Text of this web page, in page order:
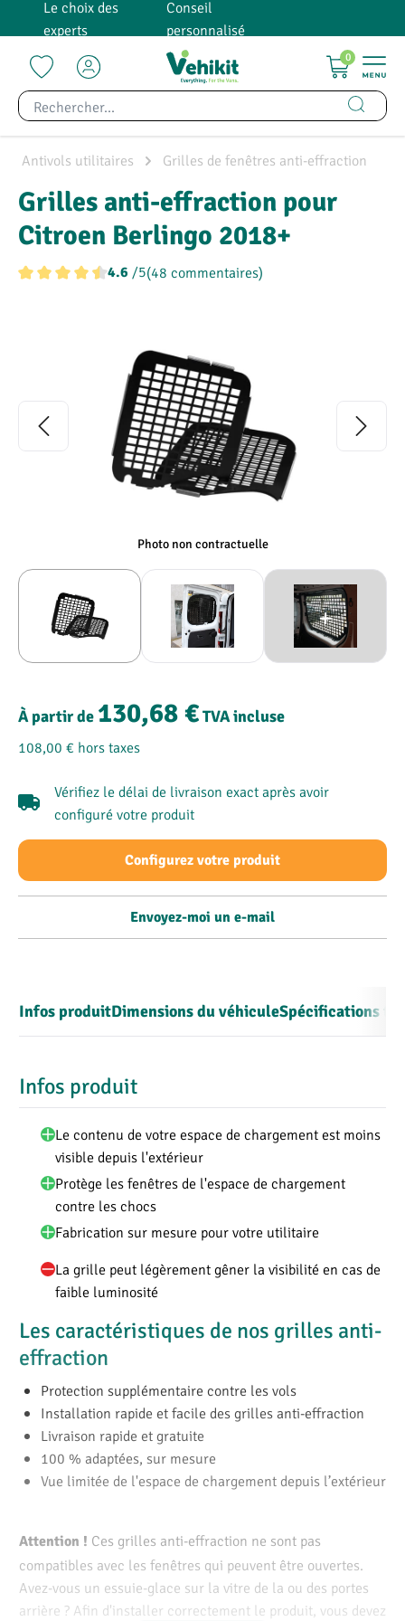
principal
Le choix des
experts
Conseil
personnalisé
0
Antivols utilitaires Grilles de fenêtres anti-effraction
Grilles anti-effraction pour
Citroen Berlingo 2018+
4.6 /5(48 commentaires)
Photo non contractuelle
108,00 € hors taxes
À partir de 130,68 €TVA incluse
Vérifiez le délai de livraison exact après avoir
configuré votre produit
Configurez votre produit
Envoyez-moi un e-mail
Infos produitDimensions du véhiculeSpécifications
Infos produit
Le contenu de votre espace de chargement est moins
visible depuis l'extérieur
Protège les fenêtres de l'espace de chargement
contre les chocs
Fabrication sur mesure pour votre utilitaire
La grille peut légèrement gêner la visibilité en cas de
faible luminosité
Les caractéristiques de nos grilles anti-
effraction
Protection supplémentaire contre les vols
Installation rapide et facile des grilles anti-effraction
Livraison rapide et gratuite
100 % adaptées, sur mesure
Vue limitée de l'espace de chargement depuis l’extérieur
Attention ! Ces grilles anti-effraction ne sont pas
compatibles avec les fenêtres qui peuvent être ouvertes.
Avez-vous un essuie-glace sur la vitre de la ou des portes
arrière ? Afin d'installer correctement le produit, vous devez